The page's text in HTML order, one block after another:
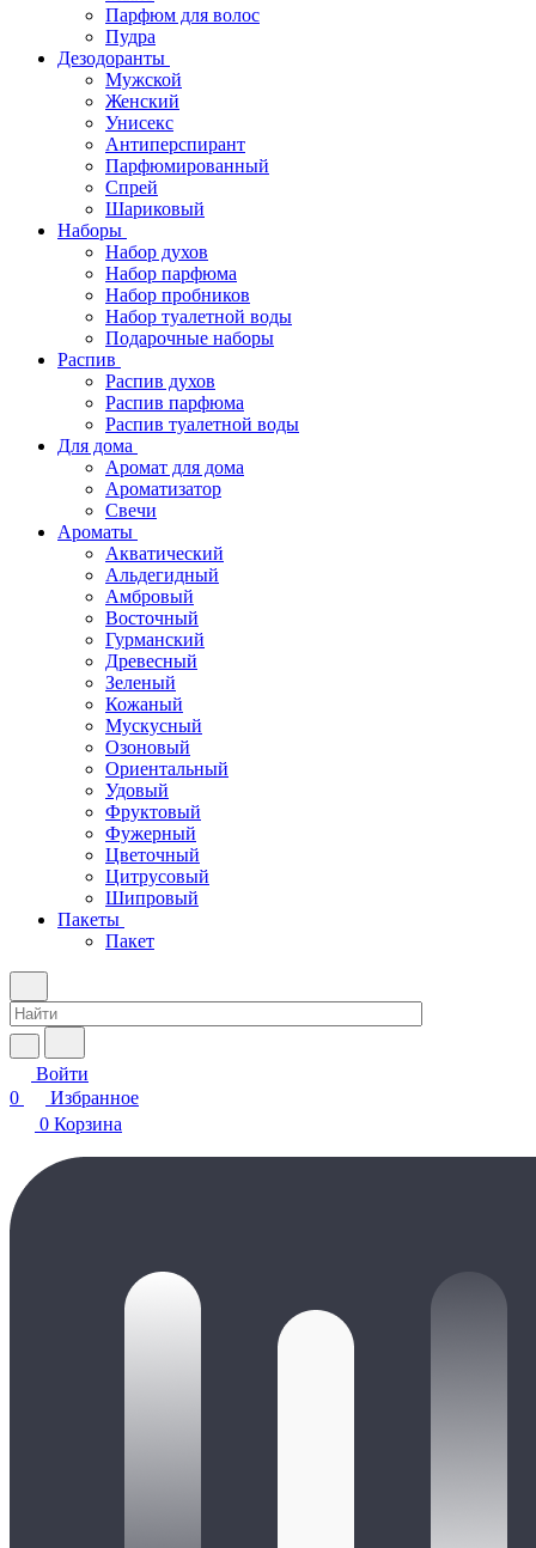
Парфюм для волос
Пудра
Дезодоранты
Мужской
Женский
Унисекс
Антиперспирант
Парфюмированный
Спрей
Шариковый
Наборы
Набор духов
Набор парфюма
Набор пробников
Набор туалетной воды
Подарочные наборы
Распив
Распив духов
Распив парфюма
Распив туалетной воды
Для дома
Аромат для дома
Ароматизатор
Свечи
Ароматы
Акватический
Альдегидный
Амбровый
Восточный
Гурманский
Древесный
Зеленый
Кожаный
Мускусный
Озоновый
Ориентальный
Удовый
Фруктовый
Фужерный
Цветочный
Цитрусовый
Шипровый
Пакеты
Пакет
Войти
0
Избранное
0 Корзина